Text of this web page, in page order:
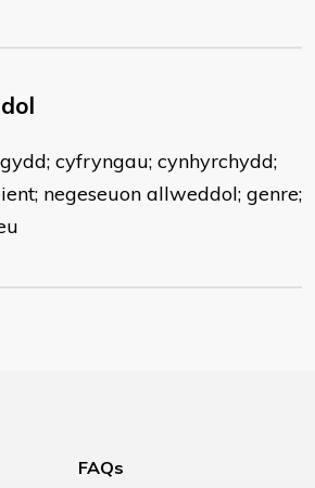
cyfryngau; cynhyrchydd;
negeseuon allweddol; genre;
FAQs